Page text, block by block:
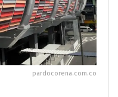
pardocorena.com.co